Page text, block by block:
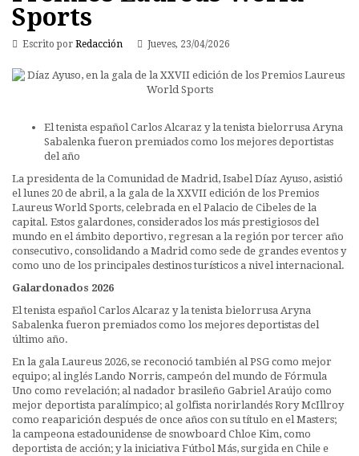
Sports
Escrito por Redacción Jueves, 23/04/2026
El tenista español Carlos Alcaraz y la tenista bielorrusa Aryna
Sabalenka fueron premiados como los mejores deportistas
del año
La presidenta de la Comunidad de Madrid, Isabel Díaz Ayuso, asistió
el lunes 20 de abril, a la gala de la XXVII edición de los Premios
Laureus World Sports, celebrada en el Palacio de Cibeles de la
capital. Estos galardones, considerados los más prestigiosos del
mundo en el ámbito deportivo, regresan a la región por tercer año
consecutivo, consolidando a Madrid como sede de grandes eventos y
como uno de los principales destinos turísticos a nivel internacional.
Galardonados 2026
El tenista español Carlos Alcaraz y la tenista bielorrusa Aryna
Sabalenka fueron premiados como los mejores deportistas del
último año.
En la gala Laureus 2026, se reconoció también al PSG como mejor
equipo; al inglés Lando Norris, campeón del mundo de Fórmula
Uno como revelación; al nadador brasileño Gabriel Araújo como
mejor deportista paralímpico; al golfista norirlandés Rory McIllroy
como reaparición después de once años con su título en el Masters;
la campeona estadounidense de snowboard Chloe Kim, como
deportista de acción; y la iniciativa Fútbol Más, surgida en Chile e